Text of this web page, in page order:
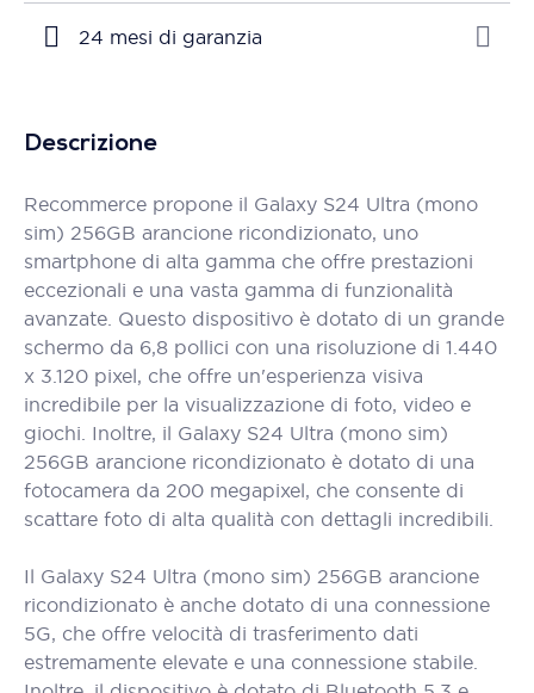
24 mesi di garanzia
Descrizione
Recommerce propone il Galaxy S24 Ultra (mono
sim) 256GB arancione ricondizionato, uno
smartphone di alta gamma che offre prestazioni
eccezionali e una vasta gamma di funzionalità
avanzate. Questo dispositivo è dotato di un grande
schermo da 6,8 pollici con una risoluzione di 1.440
x 3.120 pixel, che offre un'esperienza visiva
incredibile per la visualizzazione di foto, video e
giochi. Inoltre, il Galaxy S24 Ultra (mono sim)
256GB arancione ricondizionato è dotato di una
fotocamera da 200 megapixel, che consente di
scattare foto di alta qualità con dettagli incredibili.
Il Galaxy S24 Ultra (mono sim) 256GB arancione
ricondizionato è anche dotato di una connessione
5G, che offre velocità di trasferimento dati
estremamente elevate e una connessione stabile.